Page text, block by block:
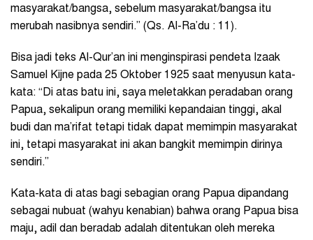
masyarakat/bangsa, sebelum masyarakat/bangsa itu
merubah nasibnya sendiri.” (Qs. Al-Ra’du : 11).
Bisa jadi teks Al-Qur’an ini menginspirasi pendeta Izaak
Samuel Kijne pada 25 Oktober 1925 saat menyusun kata-
kata: “Di atas batu ini, saya meletakkan peradaban orang
Papua, sekalipun orang memiliki kepandaian tinggi, akal
budi dan ma’rifat tetapi tidak dapat memimpin masyarakat
ini, tetapi masyarakat ini akan bangkit memimpin dirinya
sendiri.”
Kata-kata di atas bagi sebagian orang Papua dipandang
sebagai nubuat (wahyu kenabian) bahwa orang Papua bisa
maju, adil dan beradab adalah ditentukan oleh mereka